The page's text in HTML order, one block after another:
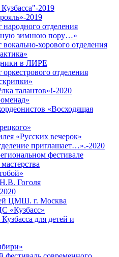
2019
2019
отделения
зимнюю пору…»
хорового отделения
в ЛИРЕ
отделения
талантов»!-2020
«Восходящая
«Русских вечерок»
приглашает…».-2020
фестивале
Гоголя
ЦМШ. г. Москва
«Кузбасс»
для детей и